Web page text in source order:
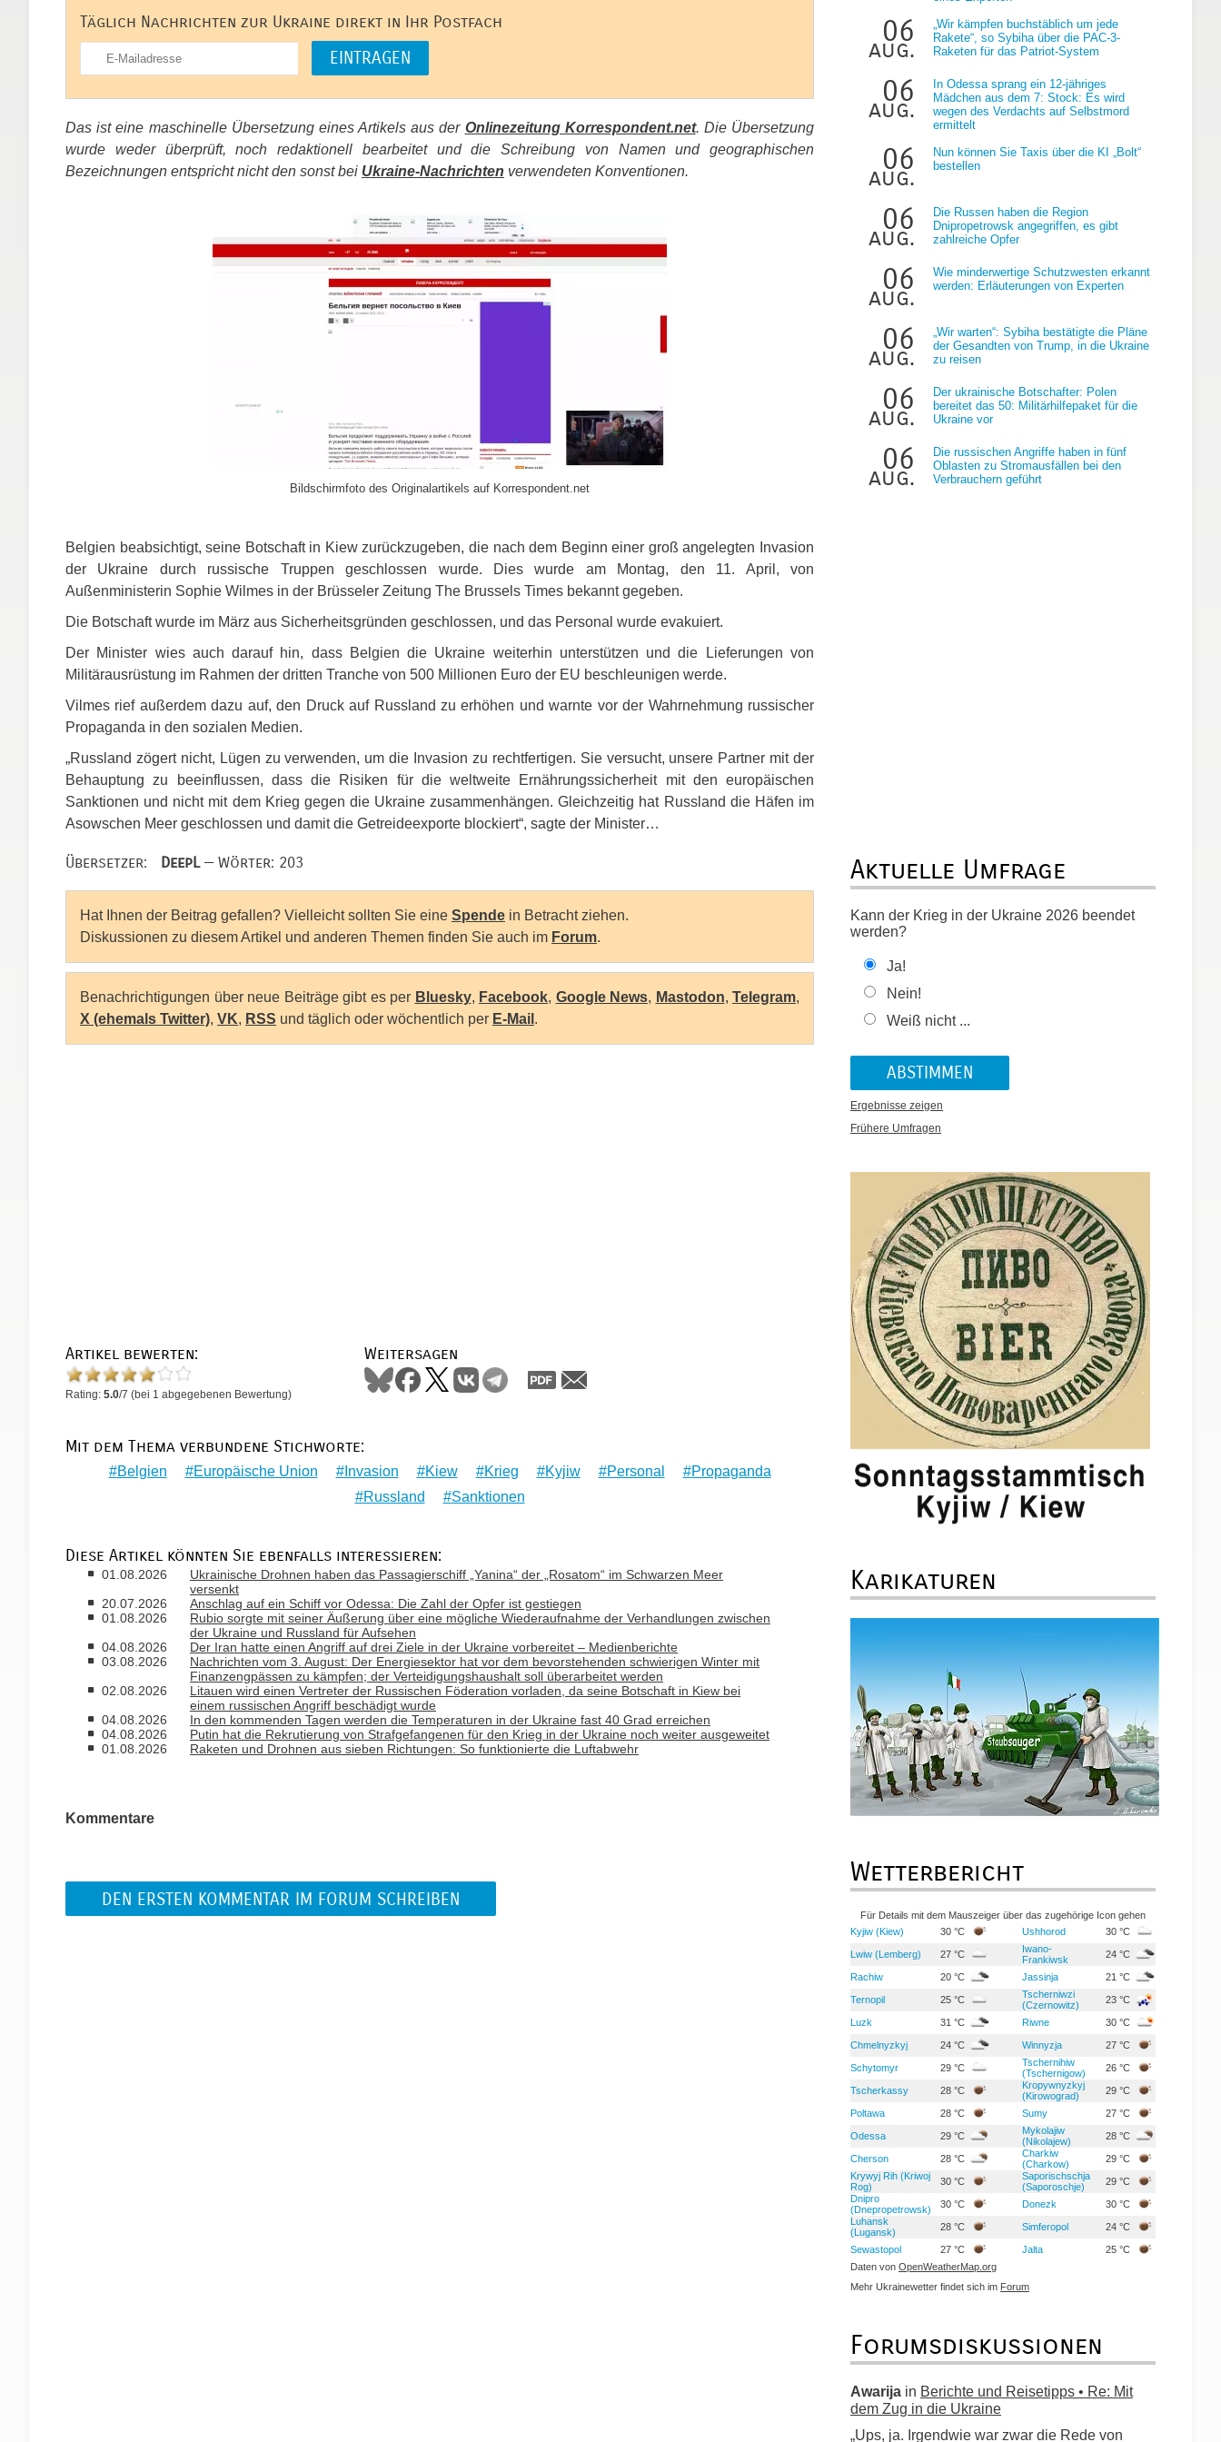
Täglich Nachrichten zur Ukraine direkt in Ihr Postfach
Das ist eine maschinelle Übersetzung eines Artikels aus der Onlinezeitung Korrespondent.net. Die Übersetzung
wurde weder überprüft, noch redaktionell bearbeitet und die Schreibung von Namen und geographischen
Bezeichnungen entspricht nicht den sonst bei Ukraine-Nachrichten verwendeten Konventionen.
Bildschirmfoto des Originalartikels auf Korrespondent.net
Belgien beabsichtigt, seine Botschaft in Kiew zurückzugeben, die nach dem Beginn einer groß angelegten Invasion
der Ukraine durch russische Truppen geschlossen wurde. Dies wurde am Montag, den 11. April, von
Außenministerin Sophie Wilmes in der Brüsseler Zeitung The Brussels Times bekannt gegeben.
Die Botschaft wurde im März aus Sicherheitsgründen geschlossen, und das Personal wurde evakuiert.
Der Minister wies auch darauf hin, dass Belgien die Ukraine weiterhin unterstützen und die Lieferungen von
Militärausrüstung im Rahmen der dritten Tranche von 500 Millionen Euro der EU beschleunigen werde.
Vilmes rief außerdem dazu auf, den Druck auf Russland zu erhöhen und warnte vor der Wahrnehmung russischer
Propaganda in den sozialen Medien.
„Russland zögert nicht, Lügen zu verwenden, um die Invasion zu rechtfertigen. Sie versucht, unsere Partner mit der
Behauptung zu beeinflussen, dass die Risiken für die weltweite Ernährungssicherheit mit den europäischen
Sanktionen und nicht mit dem Krieg gegen die Ukraine zusammenhängen. Gleichzeitig hat Russland die Häfen im
Asowschen Meer geschlossen und damit die Getreideexporte blockiert“, sagte der Minister…
Übersetzer: DeepL— Wörter: 203
Hat Ihnen der Beitrag gefallen? Vielleicht sollten Sie eine Spende in Betracht ziehen.
Diskussionen zu diesem Artikel und anderen Themen finden Sie auch im Forum.
Benachrichtigungen über neue Beiträge gibt es per Bluesky, Facebook, Google News, Mastodon, Telegram,
X (ehemals Twitter), VK, RSS und täglich oder wöchentlich per E-Mail .
Artikel bewerten:
Rating: 5.0/7 (bei 1 abgegebenen Bewertung)
Weitersagen
Mit dem Thema verbundene Stichworte:
Belgien Europäische Union Invasion Kiew Krieg Kyjiw Personal
Propaganda
Russland
Sanktionen
Diese Artikel könnten Sie ebenfalls interessieren:
01.08.2026
Ukrainische Drohnen haben das Passagierschiff „Yanina“ der „Rosatom“ im Schwarzen Meer
versenkt
20.07.2026
Anschlag auf ein Schiff vor Odessa: Die Zahl der Opfer ist gestiegen
01.08.2026
Rubio sorgte mit seiner Äußerung über eine mögliche Wiederaufnahme der Verhandlungen zwischen
der Ukraine und Russland für Aufsehen
04.08.2026
Der Iran hatte einen Angriff auf drei Ziele in der Ukraine vorbereitet – Medienberichte
03.08.2026
Nachrichten vom 3. August: Der Energiesektor hat vor dem bevorstehenden schwierigen Winter mit
Finanzengpässen zu kämpfen; der Verteidigungshaushalt soll überarbeitet werden
02.08.2026
Litauen wird einen Vertreter der Russischen Föderation vorladen, da seine Botschaft in Kiew bei
einem russischen Angriff beschädigt wurde
04.08.2026
In den kommenden Tagen werden die Temperaturen in der Ukraine fast 40 Grad erreichen
04.08.2026
Putin hat die Rekrutierung von Strafgefangenen für den Krieg in der Ukraine noch weiter ausgeweitet
01.08.2026
Raketen und Drohnen aus sieben Richtungen: So funktionierte die Luftabwehr
Kommentare
DEN ERSTEN KOMMENTAR IM FORUM SCHREIBEN
06
aug.
„Wir kämpfen buchstäblich um jede
Rakete“, so Sybiha über die PAC-3-
Raketen für das Patriot-System
06
aug.
In Odessa sprang ein 12-jähriges
Mädchen aus dem 7: Stock: Es wird
wegen des Verdachts auf Selbstmord
ermittelt
06
aug.
Nun können Sie Taxis über die KI „Bolt“
bestellen
06
aug.
Die Russen haben die Region
Dnipropetrowsk angegriffen, es gibt
zahlreiche Opfer
06
aug.
Wie minderwertige Schutzwesten erkannt
werden: Erläuterungen von Experten
06
aug.
„Wir warten“: Sybiha bestätigte die Pläne
der Gesandten von Trump, in die Ukraine
zu reisen
06
aug.
Der ukrainische Botschafter: Polen
bereitet das 50: Militärhilfepaket für die
Ukraine vor
06
aug.
Die russischen Angriffe haben in fünf
Oblasten zu Stromausfällen bei den
Verbrauchern geführt
Aktuelle Umfrage
Kann der Krieg in der Ukraine 2026 beendet
werden?
Ja!
Nein!
Weiß nicht ...
Ergebnisse zeigen
Frühere Umfragen
Karikaturen
Wetterbericht
Für Details mit dem Mauszeiger über das zugehörige Icon gehen
Kyjiw (Kiew)
30 °C Ushhorod 30 °C
Lwiw (Lemberg) 27 °C
Iwano-
Frankiwsk
24 °C
Rachiw 20 °C Jassinja 21 °C
Ternopil 25 °C
Tscherniwzi
(Czernowitz)
23 °C
Luzk 31 °C Riwne 30 °C
Chmelnyzkyj 24 °C Winnyzja 27 °C
Schytomyr 29 °C
Tschernihiw
(Tschernigow)
26 °C
Tscherkassy 28 °C
Kropywnyzkyj
(Kirowograd)
29 °C
Poltawa 28 °C Sumy 27 °C
Odessa 29 °C
Mykolajiw
(Nikolajew)
28 °C
Cherson 28 °C
Charkiw
(Charkow)
29 °C
Krywyj Rih (Kriwoj
Rog)
30 °C
Saporischschja
(Saporoschje)
29 °C
Dnipro
(Dnepropetrowsk)
30 °C Donezk
30 °C
Luhansk
(Lugansk)
28 °C Simferopol 24 °C
Sewastopol 27 °C Jalta
25 °C
Daten von OpenWeatherMap.org
Mehr Ukrainewetter findet sich im Forum
Forumsdiskussionen
Awarija in Berichte und Reisetipps • Re: Mit
dem Zug in die Ukraine
„Ups, ja. Irgendwie war zwar die Rede von